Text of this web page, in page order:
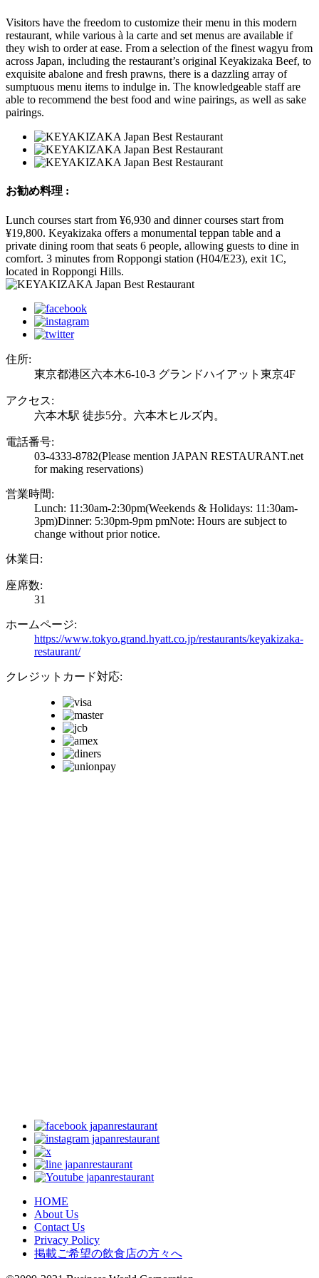
Visitors have the freedom to customize their menu in this modern
restaurant, while various à la carte and set menus are available if
they wish to order at ease. From a selection of the finest wagyu from
across Japan, including the restaurant’s original Keyakizaka Beef, to
exquisite abalone and fresh prawns, there is a dazzling array of
sumptuous menu items to indulge in. The knowledgeable staff are
able to recommend the best food and wine pairings, as well as sake
pairings.
お勧め料理 :
Lunch courses start from ¥6,930 and dinner courses start from
¥19,800. Keyakizaka offers a monumental teppan table and a
private dining room that seats 6 people, allowing guests to dine in
comfort. 3 minutes from Roppongi station (H04/E23), exit 1C,
located in Roppongi Hills.
住所:
東京都港区六本木6-10-3 グランドハイアット東京4F
アクセス:
六本木駅 徒歩5分。六本木ヒルズ内。
電話番号:
03-4333-8782(Please mention JAPAN RESTAURANT.net
for making reservations)
営業時間:
Lunch: 11:30am-2:30pm(Weekends & Holidays: 11:30am-
3pm)Dinner: 5:30pm-9pm pmNote: Hours are subject to
change without prior notice.
休業日:
座席数:
31
ホームページ:
https://www.tokyo.grand.hyatt.co.jp/restaurants/keyakizaka-
restaurant/
クレジットカード対応:
HOME
About Us
Contact Us
Privacy Policy
掲載ご希望の飲食店の方々へ